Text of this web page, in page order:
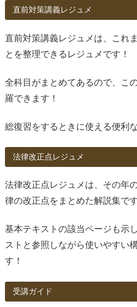
直前対策講義レジュメ
直前対策講義レジュメは、これ
とを整理できるレジュメです！
全科目がまとめてあるので、こ
羅できます！
総復習をするときに使える便利
法律改正点レジュメ
法律改正点レジュメは、その年
律の改正点をまとめた解説集です
基本テキストの該当ページも示
ストと参照しながら使いやすい
す！
受講ガイド